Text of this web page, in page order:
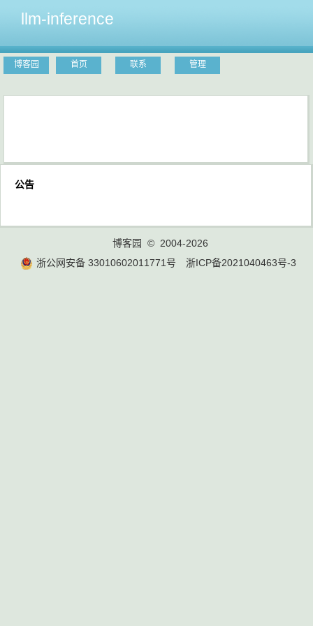
llm-inference
博客园 首页 联系 管理
公告
博客园
© 2004-2026
浙公网安备 33010602011771号
浙ICP备2021040463号-3